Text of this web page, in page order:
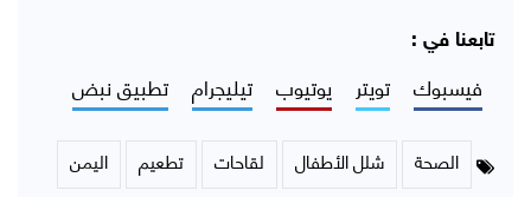
تابعنا في :
فيسبوك تويتر يوتيوب تيليجرام تطبيق نبض
الصحة شلل الأطفال لقاحات تطعيم اليمن